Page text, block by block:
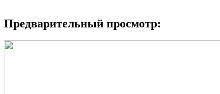
Предварительный просмотр: